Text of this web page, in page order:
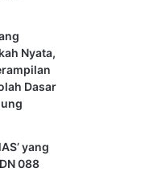
Nyata,
Dasar
yang
088